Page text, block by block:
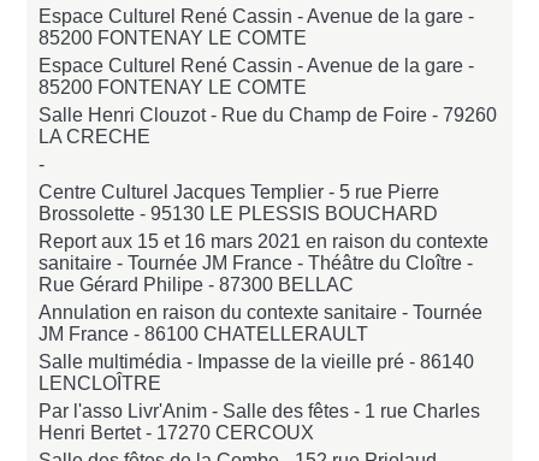
Espace Culturel René Cassin - Avenue de la gare -
85200 FONTENAY LE COMTE
Espace Culturel René Cassin - Avenue de la gare -
85200 FONTENAY LE COMTE
Salle Henri Clouzot - Rue du Champ de Foire -79260
LA CRECHE
-
Centre Culturel Jacques Templier - 5 rue Pierre
Brossolette -95130 LE PLESSIS BOUCHARD
Report aux 15 et 16 mars 2021 en raison du contexte
sanitaire - Tournée JM France - Théâtre du Cloître -
Rue Gérard Philipe -87300 BELLAC
Annulation en raison du contexte sanitaire - Tournée
JM France -86100 CHATELLERAULT
Salle multimédia - Impasse de la vieille pré -86140
LENCLOÎTRE
Par l'asso Livr'Anim - Salle des fêtes - 1 rue Charles
Henri Bertet - 17270 CERCOUX